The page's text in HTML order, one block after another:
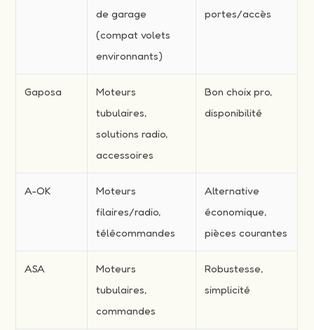
de garage
(compat volets
environnants)
portes/accès
Gaposa
Moteurs
tubulaires,
solutions radio,
accessoires
Bon choix pro,
disponibilité
A-OK
Moteurs
filaires/radio,
télécommandes
Alternative
économique,
pièces courantes
ASA
Moteurs
tubulaires,
commandes
Robustesse,
simplicité